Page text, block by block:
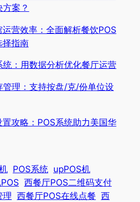
案？
营效率：全面解析餐饮POS
择指南
统：用数据分析优化餐厅运营
管理：支持按盘/克/份单位设
攻略：POS系统助力美国华
POS系统 upPOS机
西餐厅POS二维码支付
理 西餐厅POS在线点餐 西